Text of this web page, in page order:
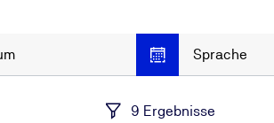
Sprache
9 Ergebnisse